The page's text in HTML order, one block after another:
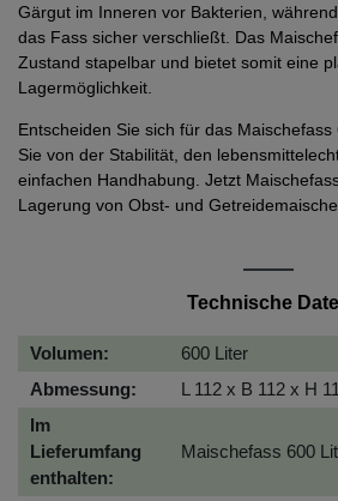
Gärgut im Inneren vor Bakterien,
das Fass sicher verschließt. Das
Zustand stapelbar und bietet somit eine
Lagermöglichkeit.
Entscheiden Sie sich für das
Sie von der Stabilität, den
einfachen Handhabung. Jetzt
Lagerung von Obst- und
Technische
Volumen:
600 Liter
Abmessung:
L 112 x B 112 x H
Im
Lieferumfang
enthalten:
Maischefass 600